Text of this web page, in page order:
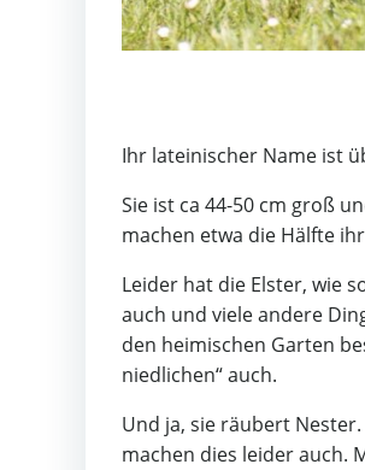
Ihr lateinischer Name ist
Sie ist ca 44-50 cm groß
machen etwa die Hälfte
Leider hat die Elster, wie
auch und viele andere
den heimischen Garten
niedlichen“ auch.
Und ja, sie räubert
machen dies leider auch.